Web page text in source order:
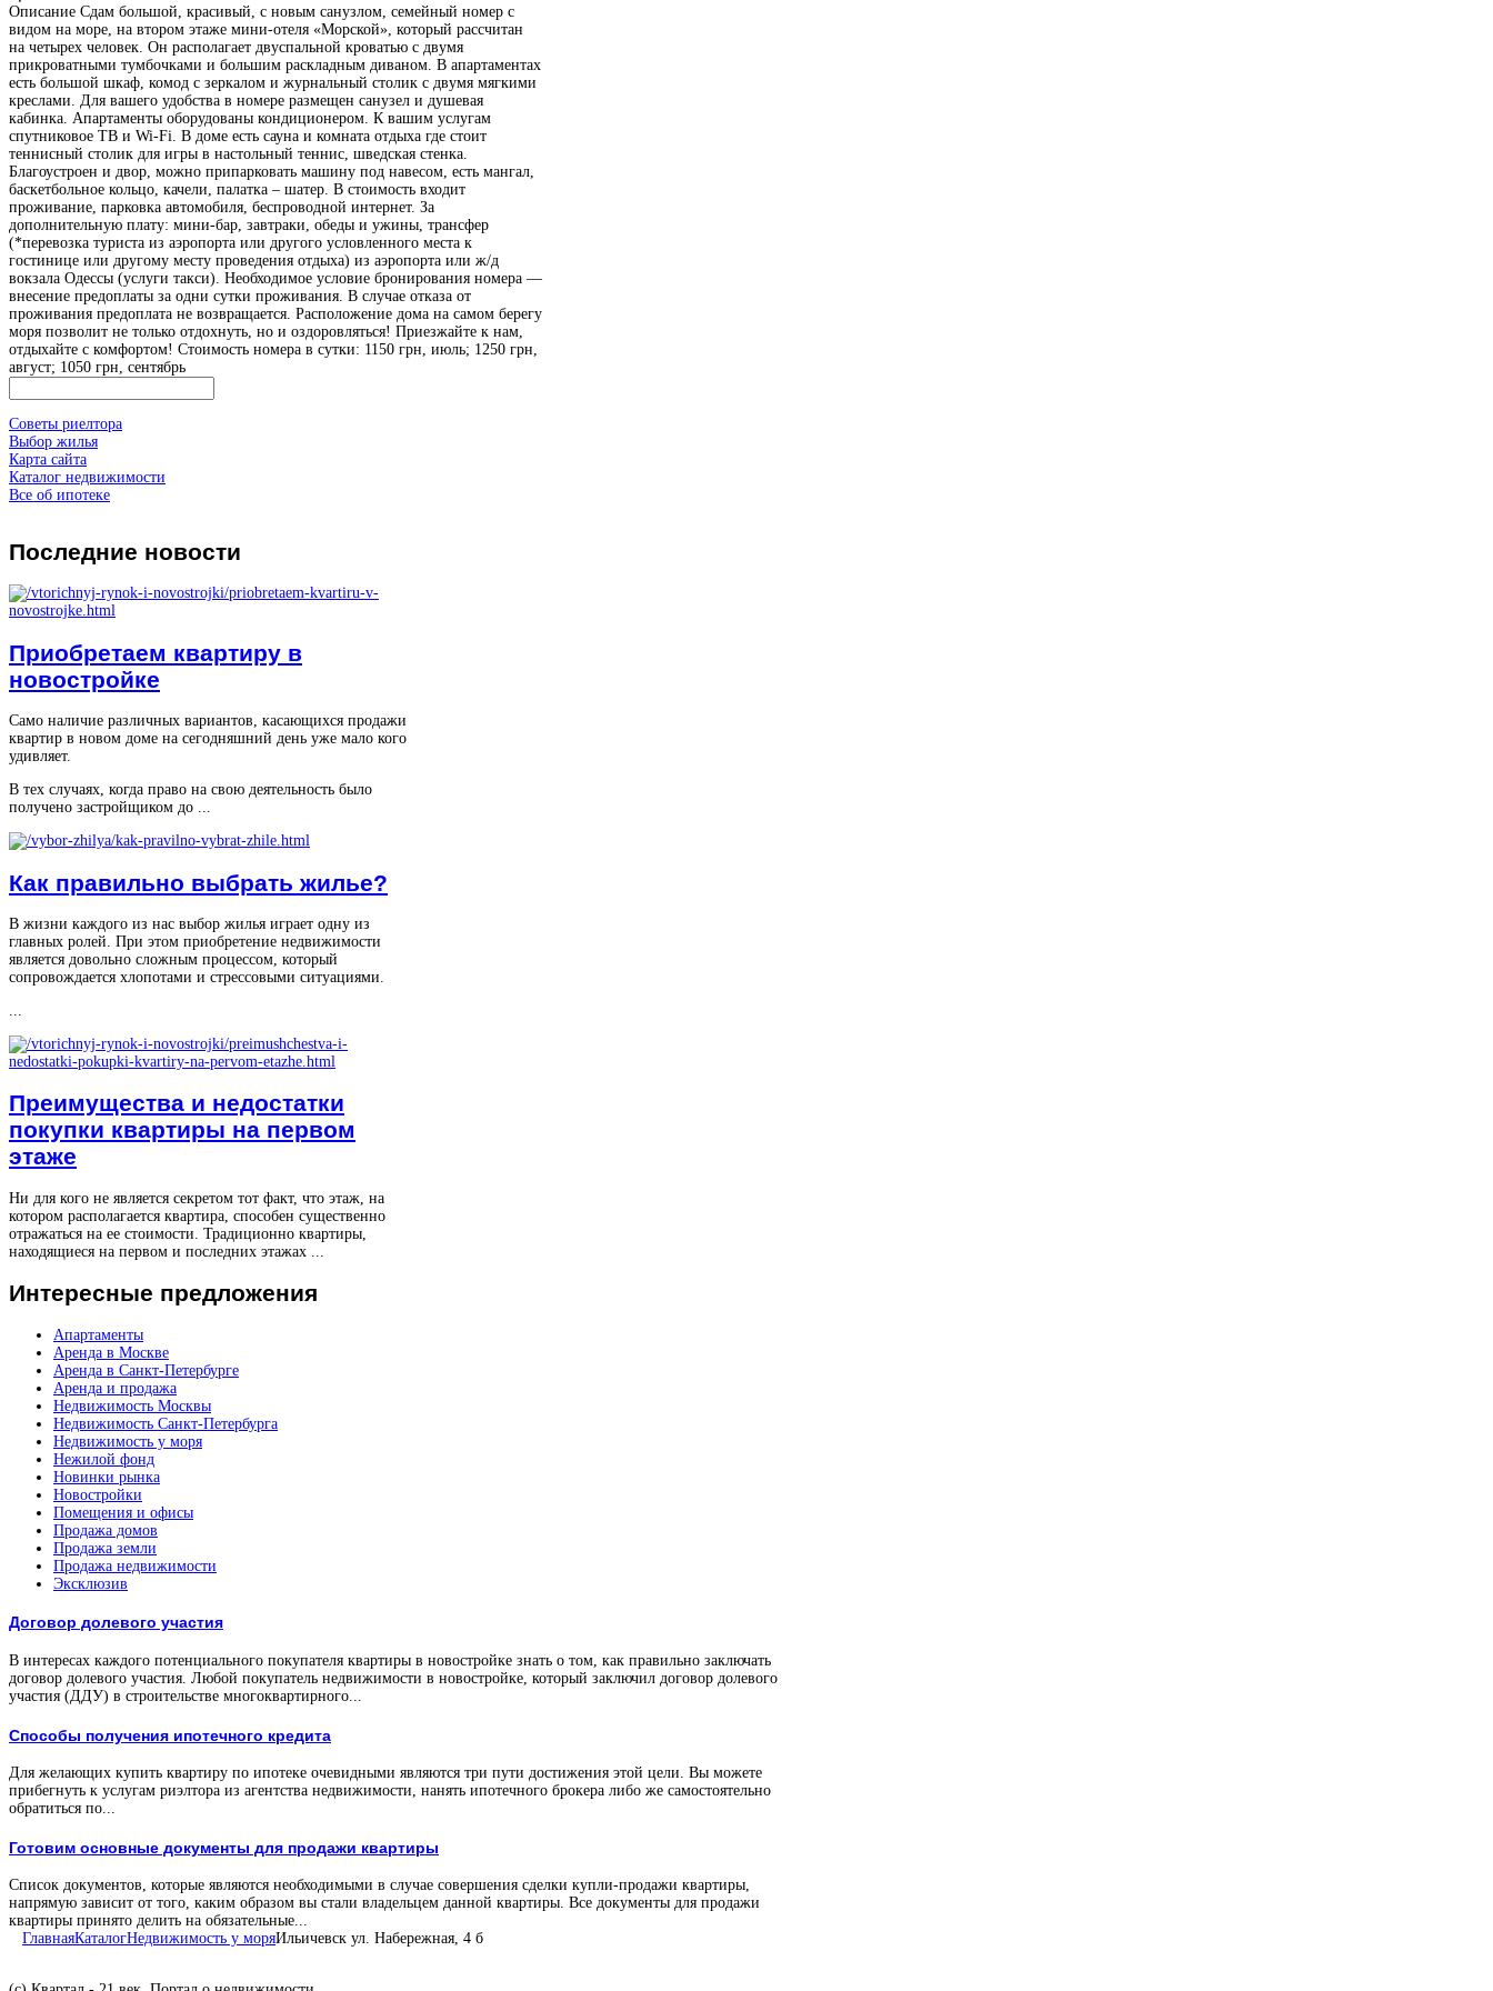
Описание Сдам большой, красивый, с новым санузлом, семейный номер с
видом на море, на втором этаже мини-отеля «Морской», который рассчитан
на четырех человек. Он располагает двуспальной кроватью с двумя
прикроватными тумбочками и большим раскладным диваном. В апартаментах
есть большой шкаф, комод с зеркалом и журнальный столик с двумя мягкими
креслами. Для вашего удобства в номере размещен санузел и душевая
кабинка. Апартаменты оборудованы кондиционером. К вашим услугам
спутниковое ТВ и Wi-Fi. В доме есть сауна и комната отдыха где стоит
теннисный столик для игры в настольный теннис, шведская стенка.
Благоустроен и двор, можно припарковать машину под навесом, есть мангал,
баскетбольное кольцо, качели, палатка – шатер. В стоимость входит
проживание, парковка автомобиля, беспроводной интернет. За
дополнительную плату: мини-бар, завтраки, обеды и ужины, трансфер
(*перевозка туриста из аэропорта или другого условленного места к
гостинице или другому месту проведения отдыха) из аэропорта или ж/д
вокзала Одессы (услуги такси). Необходимое условие бронирования номера —
внесение предоплаты за одни сутки проживания. В случае отказа от
проживания предоплата не возвращается. Расположение дома на самом берегу
моря позволит не только отдохнуть, но и оздоровляться! Приезжайте к нам,
отдыхайте с комфортом! Стоимость номера в сутки: 1150 грн, июль; 1250 грн,
август; 1050 грн, сентябрь
Советы риелтора
Выбор жилья
Карта сайта
Каталог недвижимости
Все об ипотеке
Последние новости
Приобретаем квартиру в
новостройке
Само наличие различных вариантов, касающихся продажи
квартир в новом доме на сегодняшний день уже мало кого
удивляет.
В тех случаях, когда право на свою деятельность было
получено застройщиком до ...
Как правильно выбрать жилье?
В жизни каждого из нас выбор жилья играет одну из
главных ролей. При этом приобретение недвижимости
является довольно сложным процессом, который
сопровождается хлопотами и стрессовыми ситуациями.
...
Преимущества и недостатки
покупки квартиры на первом
этаже
Ни для кого не является секретом тот факт, что этаж, на
котором располагается квартира, способен существенно
отражаться на ее стоимости. Традиционно квартиры,
находящиеся на первом и последних этажах ...
Интересные предложения
Апартаменты
Аренда в Москве
Аренда в Санкт-Петербурге
Аренда и продажа
Недвижимость Москвы
Недвижимость Санкт-Петербурга
Недвижимость у моря
Нежилой фонд
Новинки рынка
Новостройки
Помещения и офисы
Продажа домов
Продажа земли
Продажа недвижимости
Эксклюзив
Договор долевого участия
В интересах каждого потенциального покупателя квартиры в новостройке знать о том, как правильно заключать
договор долевого участия. Любой покупатель недвижимости в новостройке, который заключил договор долевого
участия (ДДУ) в строительстве многоквартирного...
Способы получения ипотечного кредита
Для желающих купить квартиру по ипотеке очевидными являются три пути достижения этой цели. Вы можете
прибегнуть к услугам риэлтора из агентства недвижимости, нанять ипотечного брокера либо же самостоятельно
обратиться по...
Готовим основные документы для продажи квартиры
Список документов, которые являются необходимыми в случае совершения сделки купли-продажи квартиры,
напрямую зависит от того, каким образом вы стали владельцем данной квартиры. Все документы для продажи
квартиры принято делить на обязательные...
ГлавнаяКаталогНедвижимость у моряИльичевск ул. Набережная, 4 б